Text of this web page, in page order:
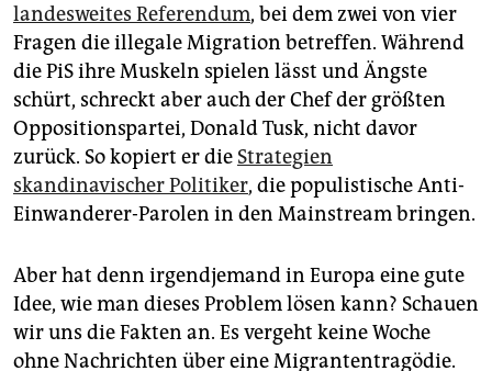
landesweites Referendum, bei dem zwei von vier
Fragen die illegale Migration betreffen. Während
die PiS ihre Muskeln spielen lässt und Ängste
schürt, schreckt aber auch der Chef der größten
Oppositionspartei, Donald Tusk, nicht davor
zurück. So kopiert er die Strategien
skandinavischer Politiker, die populistische Anti-
Einwanderer-Parolen in den Mainstream bringen.
Aber hat denn irgendjemand in Europa eine gute
Idee, wie man dieses Problem lösen kann? Schauen
wir uns die Fakten an. Es vergeht keine Woche
ohne Nachrichten über eine Migrantentragödie.